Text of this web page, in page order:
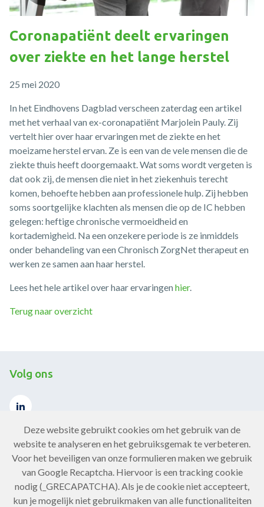
Coronapatiënt deelt ervaringen
over ziekte en het lange herstel
25 mei 2020
In het Eindhovens Dagblad verscheen zaterdag een artikel
met het verhaal van ex-coronapatiënt Marjolein Pauly. Zij
vertelt hier over haar ervaringen met de ziekte en het
moeizame herstel ervan. Ze is een van de vele mensen die de
ziekte thuis heeft doorgemaakt. Wat soms wordt vergeten is
dat ook zij, de mensen die niet in het ziekenhuis terecht
komen, behoefte hebben aan professionele hulp. Zij hebben
soms soortgelijke klachten als mensen die op de IC hebben
gelegen: heftige chronische vermoeidheid en
kortademigheid. Na een onzekere periode is ze inmiddels
onder behandeling van een Chronisch ZorgNet therapeut en
werken ze samen aan haar herstel.
Lees het hele artikel over haar ervaringenhier.
Terug naar overzicht
Volg ons
Contact
Neem contact op
Deze website gebruikt cookies om het gebruik van de
website te analyseren en het gebruiksgemak te verbeteren.
Voor het beveiligen van onze formulieren maken we gebruik
van Google Recaptcha. Hiervoor is een tracking cookie
nodig (_GRECAPATCHA). Als je de cookie niet accepteert,
kun je mogelijk niet gebruikmaken van alle functionaliteiten